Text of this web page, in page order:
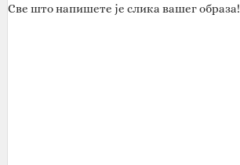
Све што напишете је слика вашег образа!